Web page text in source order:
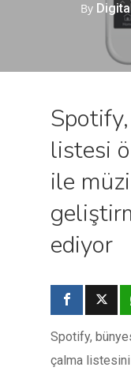
By
listesi
ile
ediyor
Spotify,
çalma